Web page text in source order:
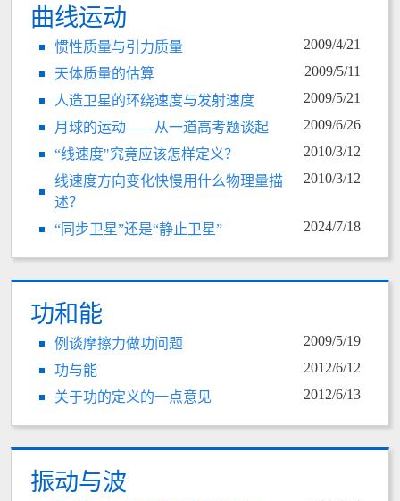
曲线运动
2009/4/21
惯性质量与引力质量
2009/5/11
天体质量的估算
2009/5/21
人造卫星的环绕速度与发射速度
2009/6/26
月球的运动——从一道高考题谈起
2010/3/12
“线速度"究竟应该怎样定义？
2010/3/12
线速度方向变化快慢用什么物理量描
述？
2024/7/18
“同步卫星”还是“静止卫星”
功和能
2009/5/19
例谈摩擦力做功问题
2012/6/12
功与能
2012/6/13
关于功的定义的一点意见
振动与波